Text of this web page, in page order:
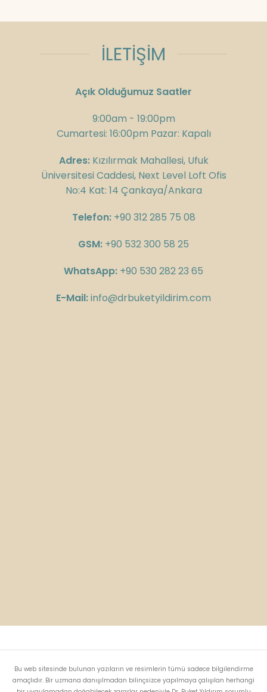
İLETİŞİM
Açık Olduğumuz Saatler
9:00am - 19:00pm
Cumartesi: 16:00pm Pazar: Kapalı
Adres:Kızılırmak Mahallesi, Ufuk
Üniversitesi Caddesi, Next Level Loft Ofis
No:4 Kat: 14 Çankaya/Ankara
Telefon: +90 312 285 75 08
GSM: +90 532 300 58 25
WhatsApp: +90 530 282 23 65
E-Mail:info@drbuketyildirim.com
Bu web sitesinde bulunan yazıların ve resimlerin tümü sadece bilgilendirme
amaçlıdır. Bir uzmana danışılmadan bilinçsizce yapılmaya çalışılan herhangi